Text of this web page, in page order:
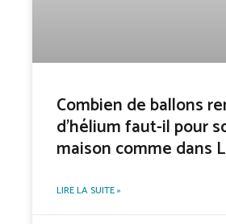
Combien de ballons
d’hélium faut-il pour
maison comme dans
LIRE LA SUITE »